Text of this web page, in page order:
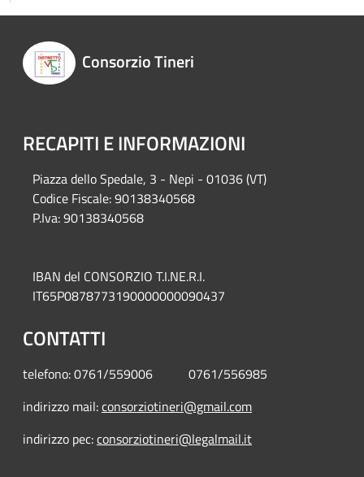
Consorzio Tineri
RECAPITI E INFORMAZIONI
Piazza dello Spedale, 3 - Nepi - 01036 (VT)
Codice Fiscale: 90138340568
P.Iva: 90138340568
IBAN del CONSORZIO T.I.NE.R.I.
IT65P0878773190000000090437
CONTATTI
telefono: 0761/559006 0761/556985
indirizzo mail:consorziotineri@gmail.com
indirizzo pec:consorziotineri@legalmail.it